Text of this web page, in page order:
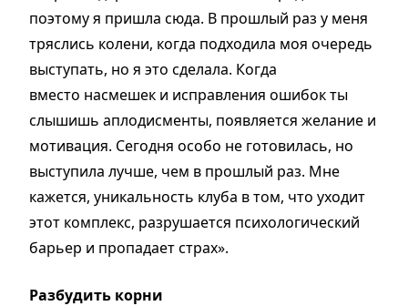
поэтому я пришла сюда. В прошлый раз у меня
тряслись колени, когда подходила моя очередь
выступать, но я это сделала. Когда
вместо насмешек и исправления ошибок ты
слышишь аплодисменты, появляется желание и
мотивация. Сегодня особо не готовилась, но
выступила лучше, чем в прошлый раз. Мне
кажется, уникальность клуба в том, что уходит
этот комплекс, разрушается психологический
барьер и пропадает страх».
Разбудить корни